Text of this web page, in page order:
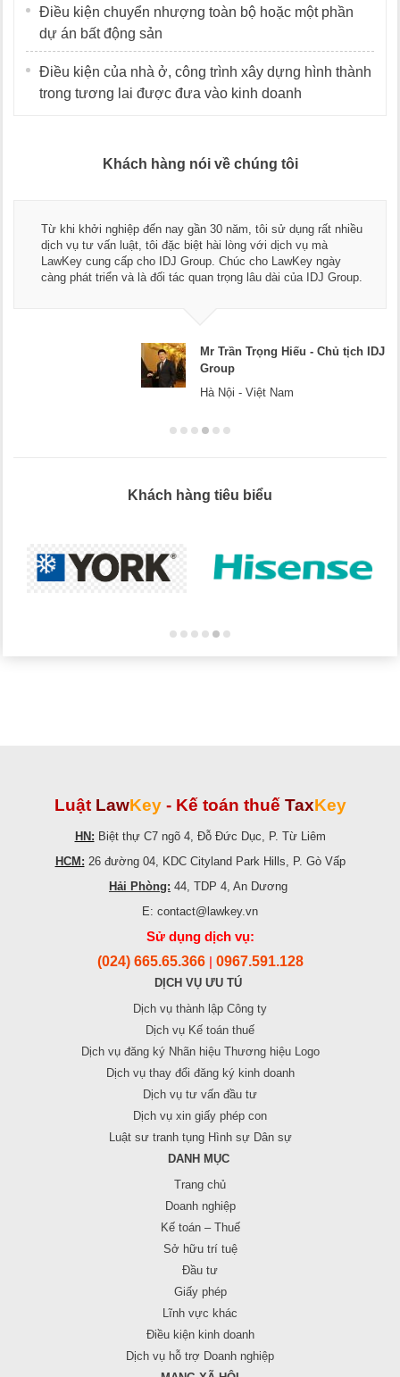
Điều kiện chuyển nhượng toàn bộ hoặc một phần
dự án bất động sản
Điều kiện của nhà ở, công trình xây dựng hình thành
trong tương lai được đưa vào kinh doanh
Khách hàng nói về chúng tôi
Từ khi khởi nghiệp đến nay gần 30 năm, tôi sử dụng rất nhiều
dịch vụ tư vấn luật, tôi đặc biệt hài lòng với dịch vụ mà
LawKey cung cấp cho IDJ Group. Chúc cho LawKey ngày
càng phát triển và là đối tác quan trọng lâu dài của IDJ Group.
Mr Trần Trọng Hiếu - Chủ tịch IDJ
Group
Hà Nội - Việt Nam
Khách hàng tiêu biểu
Luật LawKey - Kế toán thuế TaxKey
HN: Biệt thự C7 ngõ 4, Đỗ Đức Dục, P. Từ Liêm
HCM: 26 đường 04, KDC Cityland Park Hills, P. Gò Vấp
Hải Phòng: 44, TDP 4, An Dương
E: contact@lawkey.vn
Sử dụng dịch vụ:
(024) 665.65.366 | 0967.591.128
DỊCH VỤ ƯU TÚ
Dịch vụ thành lập Công ty
Dịch vụ Kế toán thuế
Dịch vụ đăng ký Nhãn hiệu Thương hiệu Logo
Dịch vụ thay đổi đăng ký kinh doanh
Dịch vụ tư vấn đầu tư
Dịch vụ xin giấy phép con
Luật sư tranh tụng Hình sự Dân sự
DANH MỤC
Trang chủ
Doanh nghiệp
Kế toán – Thuế
Sở hữu trí tuệ
Đầu tư
Giấy phép
Lĩnh vực khác
Điều kiện kinh doanh
Dịch vụ hỗ trợ Doanh nghiệp